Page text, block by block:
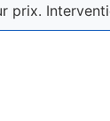
prix.